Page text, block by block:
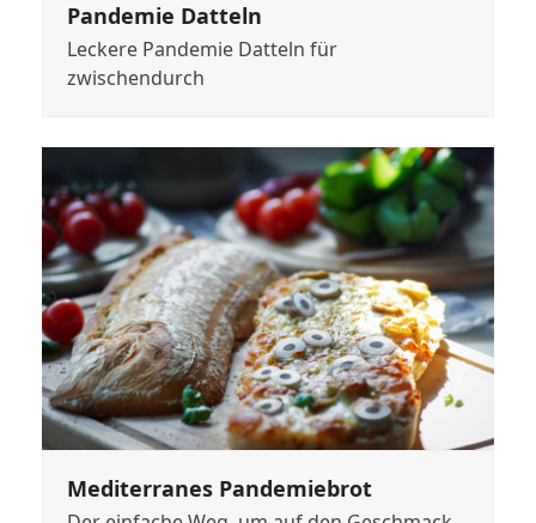
Pandemie Datteln
Leckere Pandemie Datteln für
zwischendurch
Mediterranes Pandemiebrot